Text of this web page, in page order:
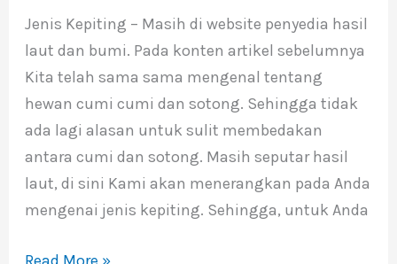
Jenis Kepiting – Masih di website penyedia hasil
laut dan bumi. Pada konten artikel sebelumnya
Kita telah sama sama mengenal tentang
hewan cumi cumi dan sotong. Sehingga tidak
ada lagi alasan untuk sulit membedakan
antara cumi dan sotong. Masih seputar hasil
laut, di sini Kami akan menerangkan pada Anda
mengenai jenis kepiting. Sehingga, untuk Anda